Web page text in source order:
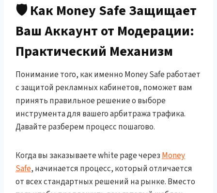
🛡️ Как Money Safe Защищает
Ваш Аккаунт от Модерации:
Практический Механизм
Понимание того, как именно Money Safe работает
с защитой рекламных кабинетов, поможет вам
принять правильное решение о выборе
инструмента для вашего арбитража трафика.
Давайте разберем процесс пошагово.
Когда вы заказываете white page через Money
Safe, начинается процесс, который отличается
от всех стандартных решений на рынке. Вместо